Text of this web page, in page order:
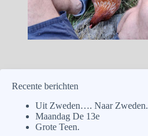
Recente berichten
Uit Zweden…. Naar Zweden.
Maandag De 13e
Grote Teen.